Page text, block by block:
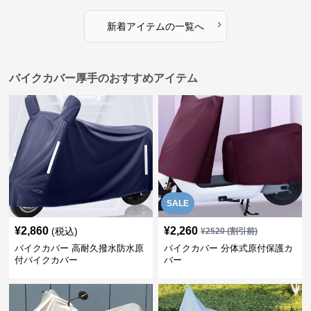
新着アイテムの一覧へ ›
バイクカバー厚手のおすすめアイテム
¥2,860 (税込)
バイクカバー 高耐久撥水防水原
付バイクカバー
SALE
¥2,260 ¥2520(割引前)
バイクカバー 分体式原付保護カ
バー